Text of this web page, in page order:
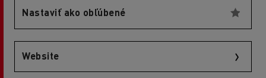
Nastaviť ako obľúbené
Website